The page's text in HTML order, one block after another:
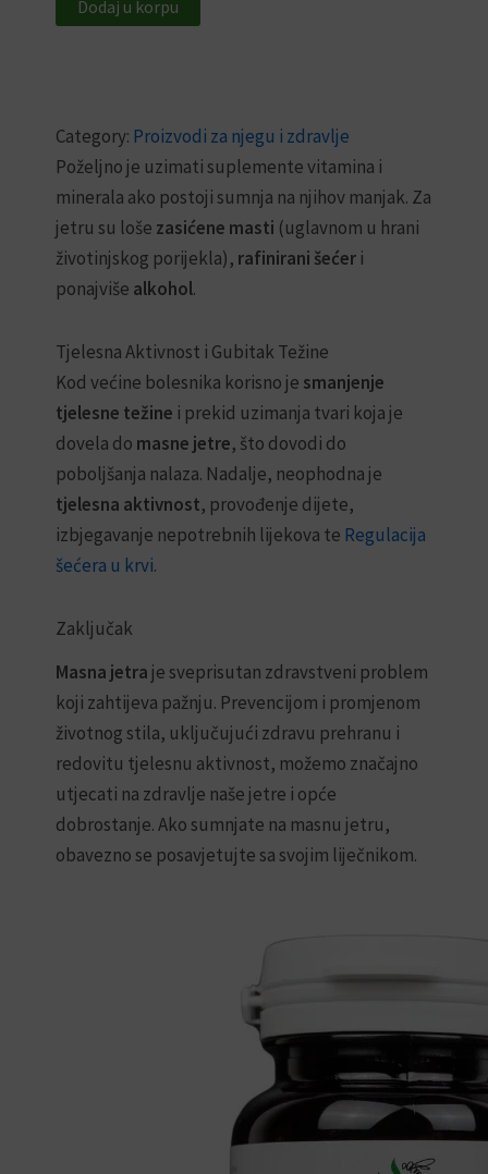
Dodaj u korpu
Category: Proizvodi za njegu i zdravlje
Poželjno je uzimati suplemente vitamina i
minerala ako postoji sumnja na njihov manjak. Za
jetru su loše zasićene masti (uglavnom u hrani
životinjskog porijekla), rafinirani šećer i
ponajviše alkohol.
Tjelesna Aktivnost i Gubitak Težine
Kod većine bolesnika korisno je smanjenje
tjelesne težine i prekid uzimanja tvari koja je
dovela do masne jetre, što dovodi do
poboljšanja nalaza. Nadalje, neophodna je
tjelesna aktivnost, provođenje dijete,
izbjegavanje nepotrebnih lijekova te Regulacija
šećera u krvi.
Zaključak
Masna jetra je sveprisutan zdravstveni problem
koji zahtijeva pažnju. Prevencijom i promjenom
životnog stila, uključujući zdravu prehranu i
redovitu tjelesnu aktivnost, možemo značajno
utjecati na zdravlje naše jetre i opće
dobrostanje. Ako sumnjate na masnu jetru,
obavezno se posavjetujte sa svojim liječnikom.